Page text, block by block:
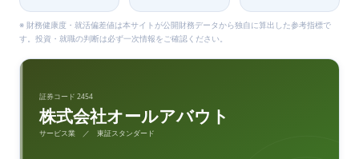
※ 財務健康度・就活偏差値は本サイトが公開財務データから独自に算出した参考指標で
す。投資・就職の判断は必ず一次情報をご確認ください。
証券コード 2454
株式会社オールアバウト
サービス業 ／ 東証スタンダード